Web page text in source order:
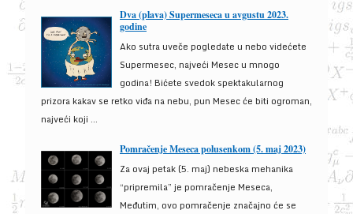
Dva (plava) Supermeseca u avgustu 2023.
godine
Ako sutra uveče pogledate u nebo videćete
Supermesec, najveći Mesec u mnogo
godina! Bićete svedok spektakularnog
prizora kakav se retko viđa na nebu, pun Mesec će biti ogroman,
najveći koji ...
Pomračenje Meseca polusenkom (5. maj 2023)
Za ovaj petak (5. maj) nebeska mehanika
“pripremila” je pomračenje Meseca,
Međutim, ovo pomračenje značajno će se